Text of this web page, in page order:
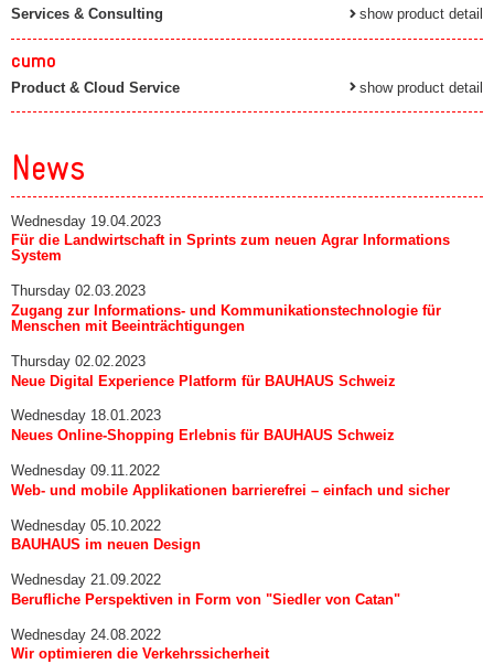
Services & Consulting show product detail
cumo
Product & Cloud Service show product detail
News
Wednesday 19.04.2023
Für die Landwirtschaft in Sprints zum neuen Agrar Informations
System
Thursday 02.03.2023
Zugang zur Informations- und Kommunikationstechnologie für
Menschen mit Beeinträchtigungen
Thursday 02.02.2023
Neue Digital Experience Platform für BAUHAUS Schweiz
Wednesday 18.01.2023
Neues Online-Shopping Erlebnis für BAUHAUS Schweiz
Wednesday 09.11.2022
Web- und mobile Applikationen barrierefrei – einfach und sicher
Wednesday 05.10.2022
BAUHAUS im neuen Design
Wednesday 21.09.2022
Berufliche Perspektiven in Form von "Siedler von Catan"
Wednesday 24.08.2022
Wir optimieren die Verkehrssicherheit